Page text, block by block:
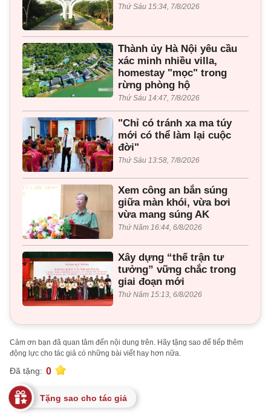
Thứ Sáu 15:34, 7/8/2026
Thành ủy Hà Nội yêu cầu
xác minh nhiều villa,
homestay "mọc" trong
rừng phòng hộ
Thứ Sáu 14:47, 7/8/2026
"Chỉ có tránh xa ma túy
mới có thể làm lại cuộc
đời"
Thứ Sáu 13:58, 7/8/2026
Xem công an bắn súng
giữa màn khói, vừa bơi
vừa mang súng AK
Thứ Năm 16:44, 6/8/2026
Xây dựng “thế trận tư
tưởng” vững chắc trong
giai đoạn mới
Thứ Năm 15:13, 6/8/2026
Cảm ơn bạn đã quan tâm đến nội dung trên. Hãy tặng sao để tiếp thêm
động lực cho tác giả có những bài viết hay hơn nữa.
Đã tặng: 0
Tặng sao cho tác giả